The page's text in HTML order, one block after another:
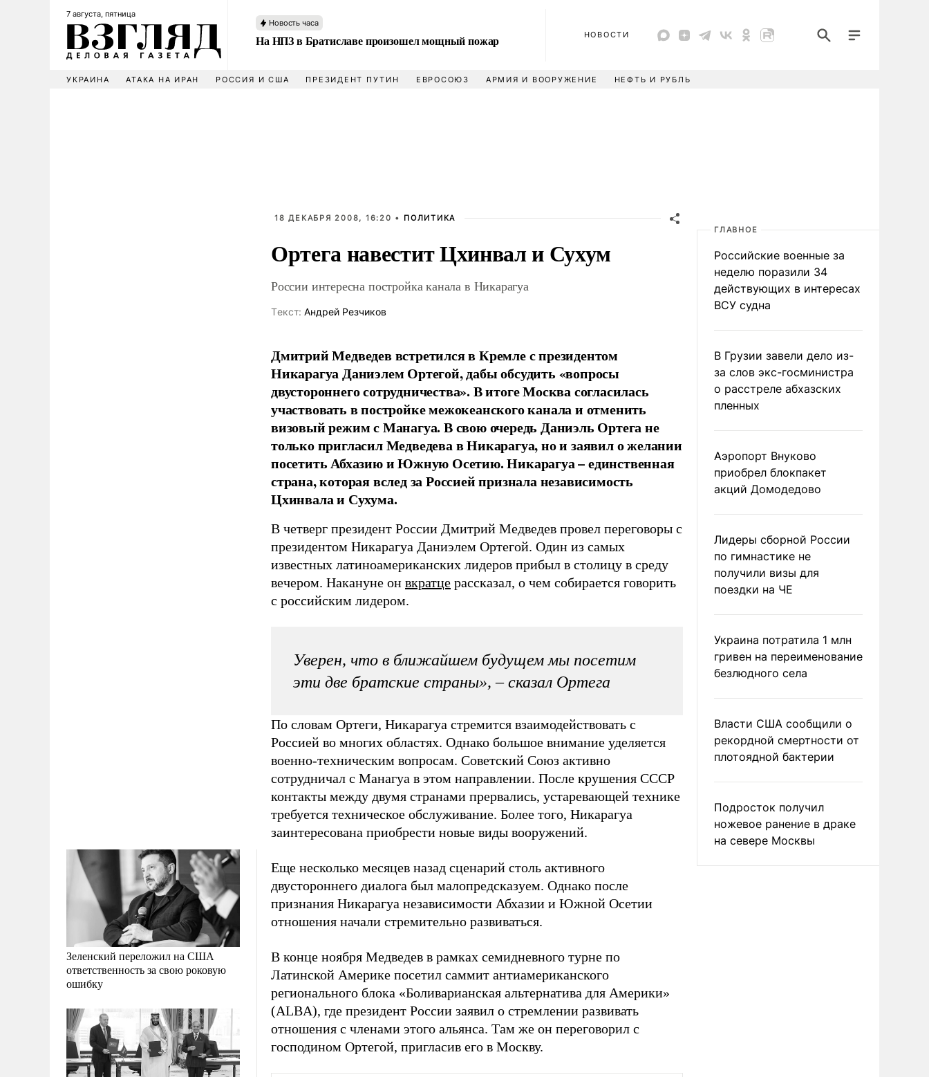
7 августа, пятница
Новость часа
На НПЗ в Братиславе произошел мощный пожар НОВОСТИ
УКРАИНА АТАКА НА ИРАН РОССИЯ И США ПРЕЗИДЕНТ ПУТИН ЕВРОСОЮЗ АРМИЯ И ВООРУЖЕНИЕ НЕФТЬ И РУБЛЬ
Зеленский переложил на США
ответственность за свою роковую
ошибку
18 ДЕКАБРЯ 2008, 16:20 • ПОЛИТИКА
Ортега навестит Цхинвал и Сухум
России интересна постройка канала в Никарагуа
Tекст: Андрей Резчиков
Дмитрий Медведев встретился в Кремле с президентом
Никарагуа Даниэлем Ортегой, дабы обсудить «вопросы
двустороннего сотрудничества». В итоге Москва согласилась
участвовать в постройке межокеанского канала и отменить
визовый режим с Манагуа. В свою очередь Даниэль Ортега не
только пригласил Медведева в Никарагуа, но и заявил о желании
посетить Абхазию и Южную Осетию. Никарагуа – единственная
страна, которая вслед за Россией признала независимость
Цхинвала и Сухума.
В четверг президент России Дмитрий Медведев провел переговоры с
президентом Никарагуа Даниэлем Ортегой. Один из самых
известных латиноамериканских лидеров прибыл в столицу в среду
вечером. Накануне он вкратце рассказал, о чем собирается говорить
с российским лидером.
Уверен, что в ближайшем будущем мы посетим
эти две братские страны», – сказал Ортега
По словам Ортеги, Никарагуа стремится взаимодействовать с
Россией во многих областях. Однако большое внимание уделяется
военно-техническим вопросам. Советский Союз активно
сотрудничал с Манагуа в этом направлении. После крушения СССР
контакты между двумя странами прервались, устаревающей технике
требуется техническое обслуживание. Более того, Никарагуа
заинтересована приобрести новые виды вооружений.
Еще несколько месяцев назад сценарий столь активного
двустороннего диалога был малопредсказуем. Однако после
признания Никарагуа независимости Абхазии и Южной Осетии
отношения начали стремительно развиваться.
В конце ноября Медведев в рамках семидневного турне по
Латинской Америке посетил саммит антиамериканского
регионального блока «Боливарианская альтернатива для Америки»
(ALBA), где президент России заявил о стремлении развивать
отношения с членами этого альянса. Там же он переговорил с
господином Ортегой, пригласив его в Москву.
ГЛАВНОЕ
Российские военные за
неделю поразили 34
действующих в интересах
ВСУ судна
В Грузии завели дело из-
за слов экс-госминистра
о расстреле абхазских
пленных
Аэропорт Внуково
приобрел блокпакет
акций Домодедово
Лидеры сборной России
по гимнастике не
получили визы для
поездки на ЧЕ
Украина потратила 1 млн
гривен на переименование
безлюдного села
Власти США сообщили о
рекордной смертности от
плотоядной бактерии
Подросток получил
ножевое ранение в драке
на севере Москвы